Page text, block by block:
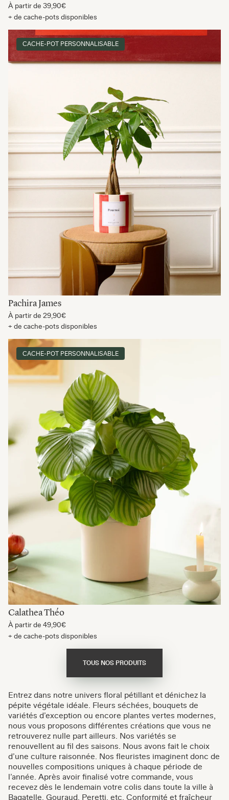
À partir de 39,90€
+ de cache-pots disponibles
CACHE-POT PERSONNALISABLE
Pachira James
À partir de 29,90€
+ de cache-pots disponibles
CACHE-POT PERSONNALISABLE
Calathea Théo
À partir de 49,90€
+ de cache-pots disponibles
TOUS NOS PRODUITS
Entrez dans notre univers floral pétillant et dénichez la
pépite végétale idéale. Fleurs séchées, bouquets de
variétés d’exception ou encore plantes vertes modernes,
nous vous proposons différentes créations que vous ne
retrouverez nulle part ailleurs. Nos variétés se
renouvellent au fil des saisons. Nous avons fait le choix
d’une culture raisonnée. Nos fleuristes imaginent donc de
nouvelles compositions uniques à chaque période de
l’année. Après avoir finalisé votre commande, vous
recevez dès le lendemain votre colis dans toute la ville à
Bagatelle, Gouraud, Peretti, etc. Conformité et fraîcheur